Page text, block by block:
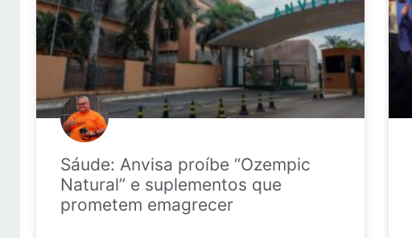
Sáude: Anvisa proíbe “Ozempic
Natural” e suplementos que
prometem emagrecer